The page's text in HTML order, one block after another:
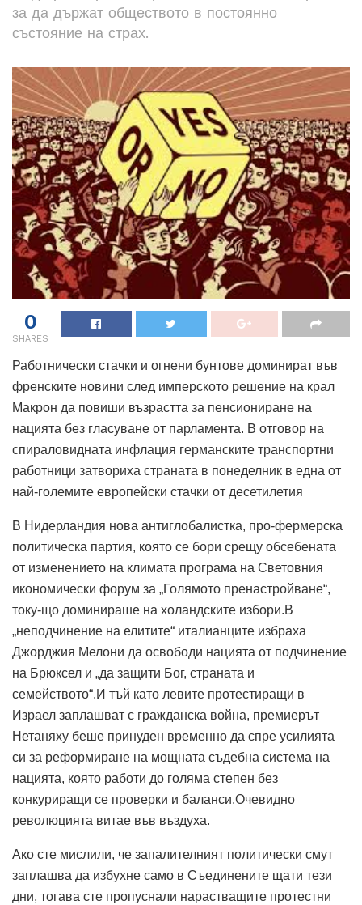
за да държат обществото в постоянно
състояние на страх.
0
SHARES
Работнически стачки и огнени бунтове доминират във
френските новини след имперското решение на крал
Макрон да повиши възрастта за пенсиониране на
нацията без гласуване от парламента. В отговор на
спираловидната инфлация германските транспортни
работници затвориха страната в понеделник в една от
най-големите европейски стачки от десетилетия
В Нидерландия нова антиглобалистка, про-фермерска
политическа партия, която се бори срещу обсебената
от изменението на климата програма на Световния
икономически форум за „Голямото пренастройване“,
току-що доминираше на холандските избори.В
„неподчинение на елитите“ италианците избраха
Джорджия Мелони да освободи нацията от подчинение
на Брюксел и „да защити Бог, страната и
семейството“.И тъй като левите протестиращи в
Израел заплашват с гражданска война, премиерът
Нетаняху беше принуден временно да спре усилията
си за реформиране на мощната съдебна система на
нацията, която работи до голяма степен без
конкуриращи се проверки и баланси.Очевидно
революцията витае във въздуха.
Ако сте мислили, че запалителният политически смут
заплашва да избухне само в Съединените щати тези
дни, тогава сте пропуснали нарастващите протестни